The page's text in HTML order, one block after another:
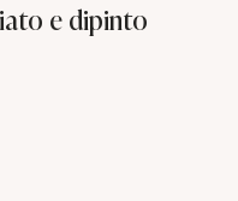
e dipinto